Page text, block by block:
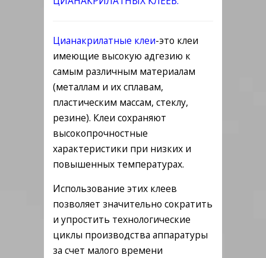
Цианакрилатные клеи-это клеи
имеющие высокую адгезию к
самым различным материалам
(металлам и их сплавам,
пластическим массам, стеклу,
резине). Клеи сохраняют
высокопрочностные
характеристики при низких и
повышенных температурах.
Использование этих клеев
позволяет значительно сократить
и упростить технологические
циклы производства аппаратуры
за счет малого времени